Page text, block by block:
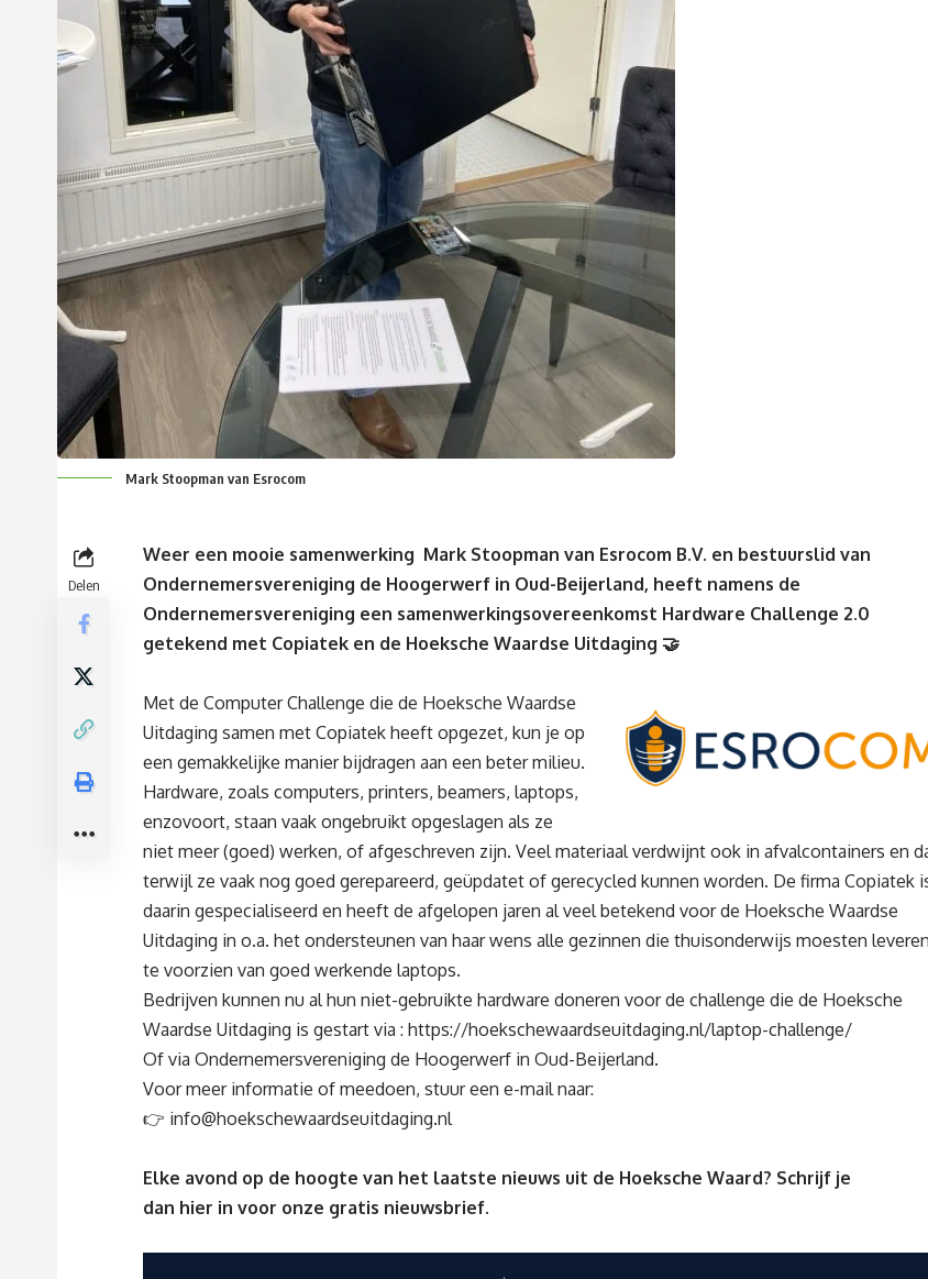
Mark Stoopman van Esrocom
Delen
Weer een mooie samenwerking Mark Stoopman van Esrocom B.V. en bestuurslid van
Ondernemersvereniging de Hoogerwerf in Oud-Beijerland, heeft namens de
Ondernemersvereniging een samenwerkingsovereenkomst Hardware Challenge 2.0
getekend met Copiatek en de Hoeksche Waardse Uitdaging 🤝
Met de Computer Challenge die de Hoeksche Waardse
Uitdaging samen met Copiatek heeft opgezet, kun je op
een gemakkelijke manier bijdragen aan een beter milieu.
Hardware, zoals computers, printers, beamers, laptops,
enzovoort, staan vaak ongebruikt opgeslagen als ze
niet meer (goed) werken, of afgeschreven zijn. Veel materiaal verdwijnt ook in afvalcontainers en
terwijl ze vaak nog goed gerepareerd, geüpdatet of gerecycled kunnen worden. De firma Copiatek
daarin gespecialiseerd en heeft de afgelopen jaren al veel betekend voor de Hoeksche Waardse
Uitdaging in o.a. het ondersteunen van haar wens alle gezinnen die thuisonderwijs moesten leveren
te voorzien van goed werkende laptops.
Bedrijven kunnen nu al hun niet-gebruikte hardware doneren voor de challenge die de Hoeksche
Waardse Uitdaging is gestart via : https://hoekschewaardseuitdaging.nl/laptop-challenge/
Of via Ondernemersvereniging de Hoogerwerf in Oud-Beijerland.
Voor meer informatie of meedoen, stuur een e-mail naar:
👉 info@hoekschewaardseuitdaging.nl
Elke avond op de hoogte van het laatste nieuws uit de Hoeksche Waard? Schrijf je
dan hier in voor onze gratis nieuwsbrief.